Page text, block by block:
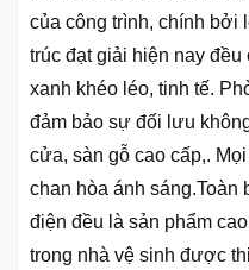
của công trình, chính bởi
trúc đạt giải hiện nay
xanh khéo léo, tinh tế.
đảm bảo sự đối lưu
cửa, sàn gỗ cao cấp,.
chan hòa ánh sáng.Toàn
điện đều là sản phẩm
trong nhà vệ sinh được